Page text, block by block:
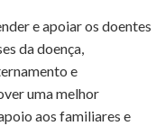
e apoiar os doentes
da doença,
e
uma melhor
aos familiares e